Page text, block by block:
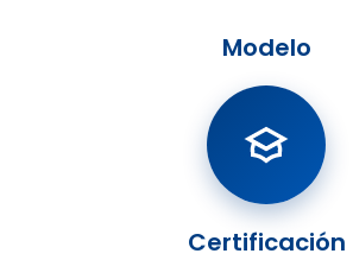
Modelo
Certificación